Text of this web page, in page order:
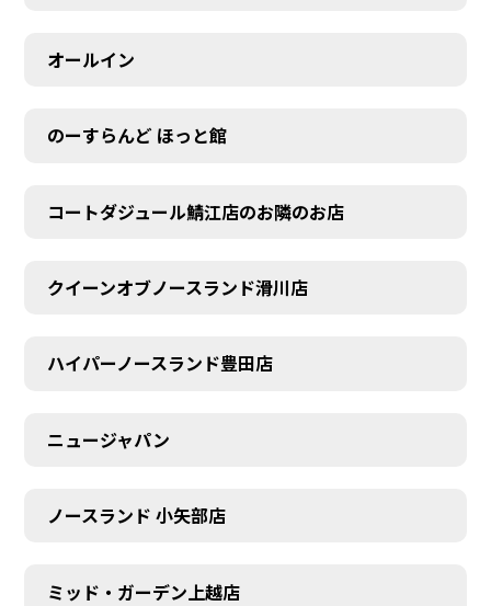
オールイン
のーすらんど ほっと館
コートダジュール鯖江店のお隣のお店
クイーンオブノースランド滑川店
ハイパーノースランド豊田店
ニュージャパン
ノースランド 小矢部店
ミッド・ガーデン上越店